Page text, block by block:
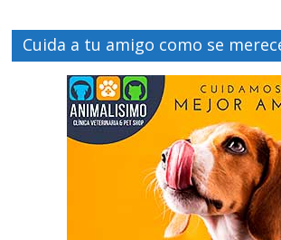
Cuida a tu amigo como se